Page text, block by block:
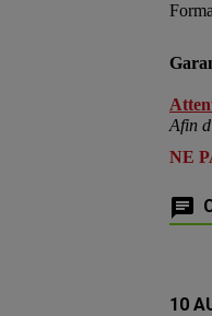
Afin
NE
10